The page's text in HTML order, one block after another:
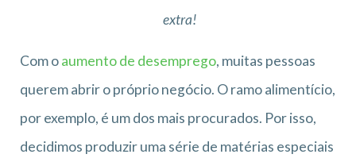
extra!
Com oaumento de desemprego, muitas pessoas
querem abrir o próprio negócio. O ramo alimentício,
por exemplo, é um dos mais procurados. Por isso,
decidimos produzir uma série de matérias especiais